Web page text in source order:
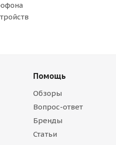
Помощь
Обзоры
Вопрос-ответ
Бренды
Статьи